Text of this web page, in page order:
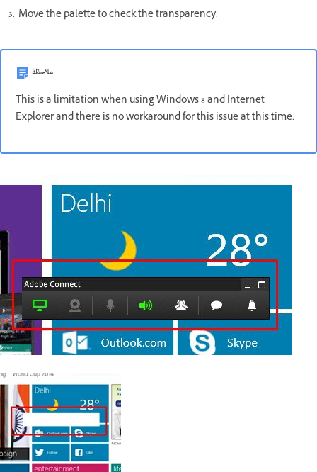
Move the palette to check the transparency.
ملاحظة
This is a limitation when using Windows 8 and Internet
Explorer and there is no workaround for this issue at this time.